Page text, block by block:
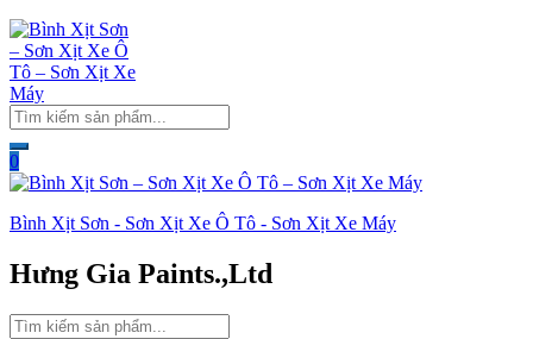
0
Bình Xịt Sơn - Sơn Xịt Xe Ô Tô - Sơn Xịt Xe Máy
Hưng Gia Paints.,Ltd